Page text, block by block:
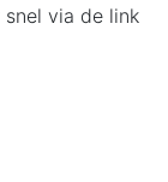
via de link